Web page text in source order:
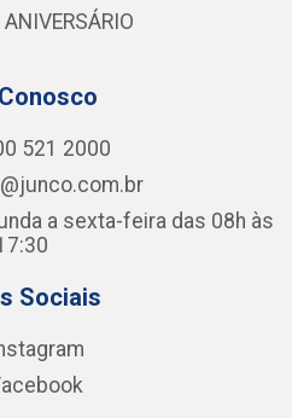
521 2000
a sexta-feira das 08h às
Sociais